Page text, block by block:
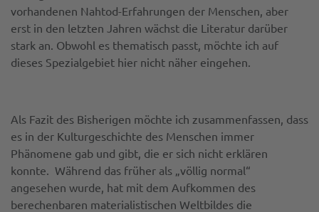
vorhandenen Nahtod-Erfahrungen der Menschen, aber
erst in den letzten Jahren wächst die Literatur darüber
stark an. Obwohl es thematisch passt, möchte ich auf
dieses Spezialgebiet hier nicht näher eingehen.
Als Fazit des Bisherigen möchte ich zusammenfassen, dass
es in der Kulturgeschichte des Menschen immer
Phänomene gab und gibt, die er sich nicht erklären
konnte. Während das früher als „völlig normal“
angesehen wurde, hat mit dem Aufkommen des
berechenbaren materialistischen Weltbildes die